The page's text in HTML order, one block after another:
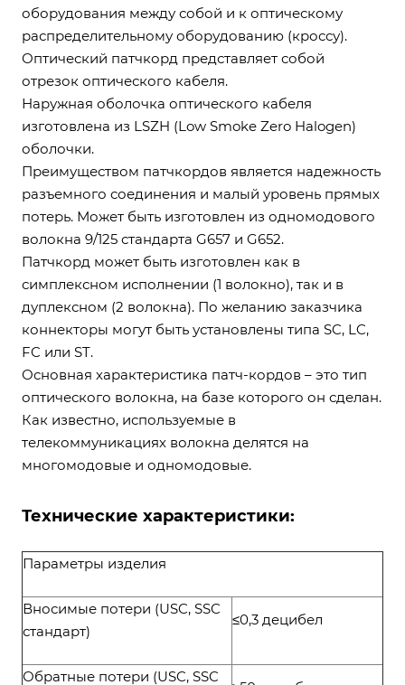
оборудования между собой и к оптическому
распределительному оборудованию (кроссу).
Оптический патчкорд представляет собой
отрезок оптического кабеля.
Наружная оболочка оптического кабеля
изготовлена из LSZH (Low Smoke Zero Halogen)
оболочки.
Преимуществом патчкордов является надежность
разъемного соединения и малый уровень прямых
потерь. Может быть изготовлен из одномодового
волокна 9/125 стандарта G657 и G652.
Патчкорд может быть изготовлен как в
симплексном исполнении (1 волокно), так и в
дуплексном (2 волокна). По желанию заказчика
коннекторы могут быть установлены типа SC, LC,
FC или ST.
Основная характеристика патч-кордов – это тип
оптического волокна, на базе которого он сделан.
Как известно, используемые в
телекоммуникациях волокна делятся на
многомодовые и одномодовые.
Технические характеристики:
Параметры изделия
Вносимые потери (USC, SSC
стандарт)
≤0,3 децибел
Обратные потери (USC, SSC